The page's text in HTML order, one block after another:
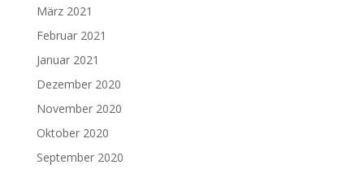
März 2021
Februar 2021
Januar 2021
Dezember 2020
November 2020
Oktober 2020
September 2020